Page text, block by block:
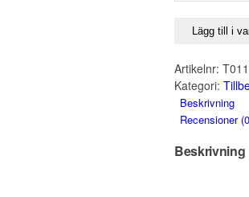
Lägg till i
Artikelnr: T011
Kategori:
Beskrivning
Recensioner
Beskrivning